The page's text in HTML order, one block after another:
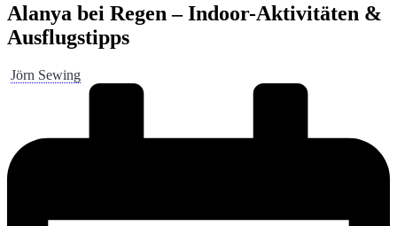
Alanya bei Regen – Indoor-Aktivitäten &
Ausflugstipps
Posted
Jörn Sewing